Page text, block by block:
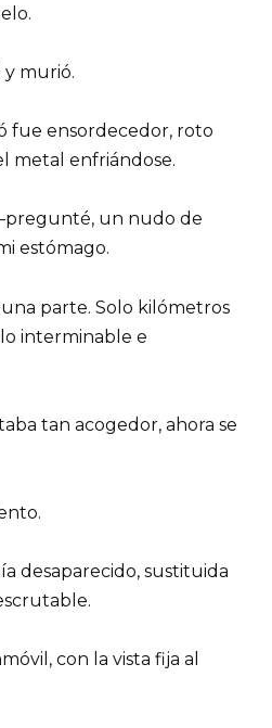
y murió.
fue ensordecedor, roto
metal enfriándose.
un nudo de
estómago.
parte. Solo kilómetros
interminable e
tan acogedor, ahora se
desaparecido, sustituida
con la vista fija al